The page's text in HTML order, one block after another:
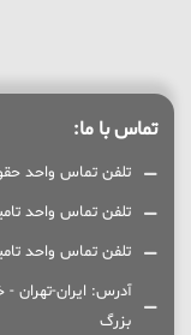
تماس با ما:
تلفن تماس واحد حقوقی:
تلفن تماس واحد تامین وثیقه:
تلفن تماس واحد تامین وثیقه :
آدرس: ایران-تهران -
بزرگ